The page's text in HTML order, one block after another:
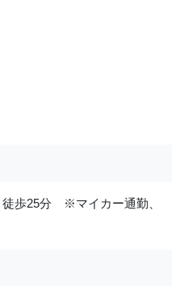
歩25分 ※マイカー通勤、